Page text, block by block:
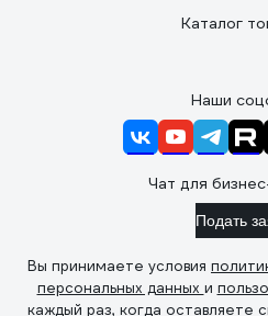
Каталог
Наши
Чат для
Подать
Вы принимаете условия
персональных данных и
каждый раз, когда оставляете